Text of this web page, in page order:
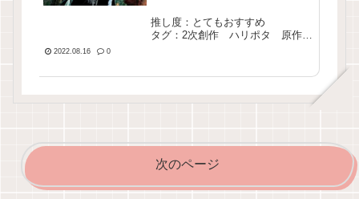
推し度：とてもおすすめ
タグ：2次創作 ハリポタ 原作再
2022.08.16 0
次のページ